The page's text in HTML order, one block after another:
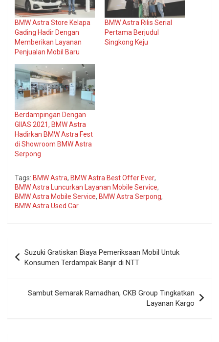
BMW Astra Store Kelapa
Gading Hadir Dengan
Memberikan Layanan
Penjualan Mobil Baru
BMW Astra Rilis Serial
Pertama Berjudul
Singkong Keju
Berdampingan Dengan
GIIAS 2021, BMW Astra
Hadirkan BMW Astra Fest
di Showroom BMW Astra
Serpong
Tags: BMW Astra, BMW Astra Best Offer Ever,
BMW Astra Luncurkan Layanan Mobile Service,
BMW Astra Mobile Service, BMW Astra Serpong,
BMW Astra Used Car
pos
Suzuki Gratiskan Biaya Pemeriksaan Mobil Untuk
Konsumen Terdampak Banjir di NTT
Sambut Semarak Ramadhan, CKB Group Tingkatkan
Layanan Kargo